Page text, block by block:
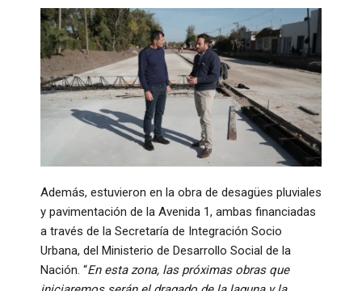
Además, estuvieron en la obra de desagües pluviales
y pavimentación de la Avenida 1, ambas financiadas
a través de la Secretaría de Integración Socio
Urbana, del Ministerio de Desarrollo Social de la
Nación. “En esta zona, las próximas obras que